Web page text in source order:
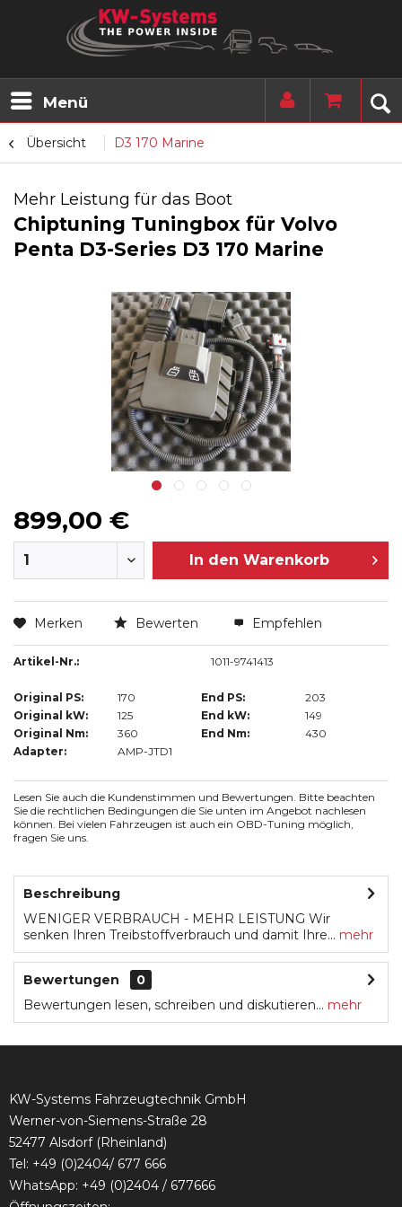
Menü
Übersicht D3 170 Marine
Mehr Leistung für das Boot
Chiptuning Tuningbox für Volvo
Penta D3-Series D3 170 Marine
899,00 €
In den Warenkorb
Merken Bewerten Empfehlen
Artikel-Nr.: 1011-9741413
Original PS: 170 End PS:
203
Original kW:
125 End kW:
149
Original Nm:
360 End Nm:
430
Adapter:
AMP-JTD1
Lesen Sie auch die Kundenstimmen und Bewertungen. Bitte beachten
Sie die rechtlichen Bedingungen die Sie unten im Angebot nachlesen
können. Bei vielen Fahrzeugen ist auch ein OBD-Tuning möglich,
fragen Sie uns.
Beschreibung
WENIGER VERBRAUCH - MEHR LEISTUNG Wir
senken Ihren Treibstoffverbrauch und damit Ihre... mehr
Bewertungen
0
Bewertungen lesen, schreiben und diskutieren... mehr
KW-Systems Fahrzeugtechnik GmbH
Werner-von-Siemens-Straße 28
52477 Alsdorf (Rheinland)
Tel: +49 (0)2404/ 677 666
WhatsApp: +49 (0)2404 / 677666